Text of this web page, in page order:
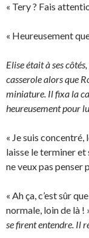
« Tery ? Fais
« Heureusement
Elise était à ses
casserole alors que
miniature. Il fixa la
heureusement pour
« Je suis concentré,
laisse le terminer et
ne veux pas penser
« Ah ça, c’est sûr
normale, loin de là !
se firent entendre. Il